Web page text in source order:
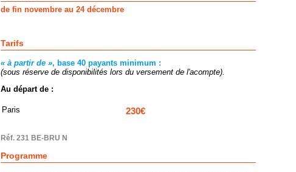
de fin novembre au 24 décembre
Tarifs
« à partir de », base 40 payants minimum :
(sous réserve de disponibilités lors du versement de l'acompte).
Au départ de :
Paris 230€
Réf. 231 BE-BRU N
Programme